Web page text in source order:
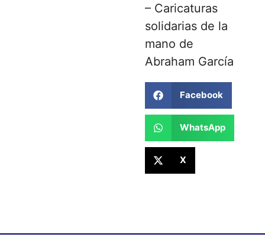
– Caricaturas
solidarias de la
mano de
Abraham García
Facebook
WhatsApp
X